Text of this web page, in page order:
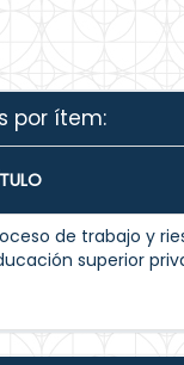
por ítem:
de trabajo y
superior